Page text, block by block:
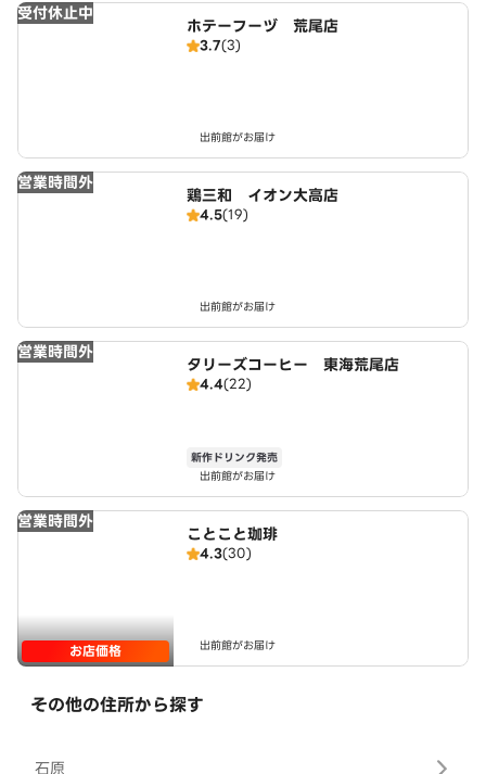
受付休止中
ホテーフーヅ 荒尾店
3.7(3)
出前館がお届け
営業時間外
鶏三和 イオン大高店
4.5(19)
出前館がお届け
営業時間外
タリーズコーヒー 東海荒尾店
4.4(22)
新作ドリンク発売
出前館がお届け
営業時間外
お店価格
ことこと珈琲
4.3(30)
出前館がお届け
その他の住所から探す
石原